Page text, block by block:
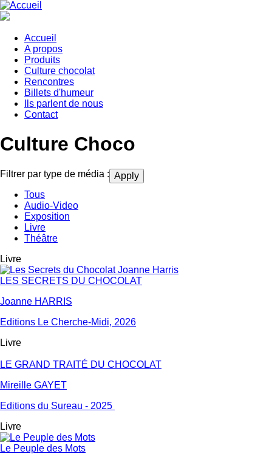
Aller
au
principal
Main
navigation
Accueil
A propos
Produits
Culture chocolat
Rencontres
Billets d'humeur
Ils parlent de nous
Contact
Culture Choco
Filtrer par type de média :
Tous
Audio-Video
Exposition
Livre
Théâtre
Livre
LES SECRETS DU CHOCOLAT
Joanne HARRIS
Editions Le Cherche-Midi, 2026
Livre
LE GRAND TRAITÉ DU CHOCOLAT
Mireille GAYET
Editions du Sureau - 2025
Livre
Le Peuple des Mots